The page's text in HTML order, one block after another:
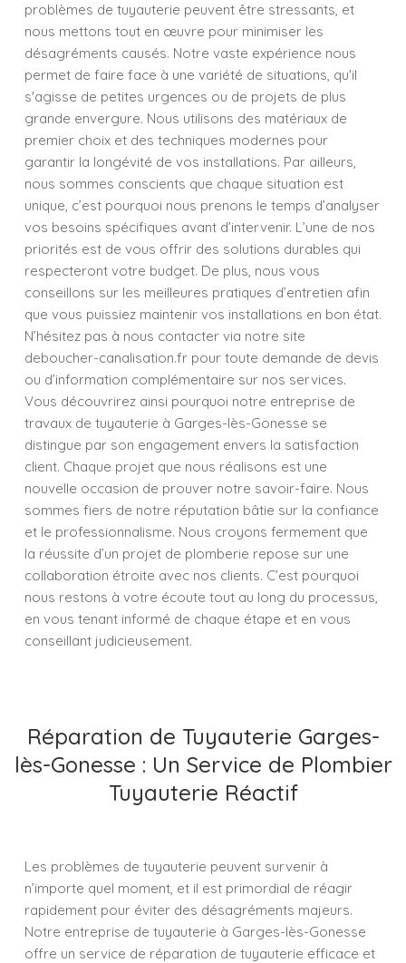
problèmes de tuyauterie peuvent être stressants, et
nous mettons tout en œuvre pour minimiser les
désagréments causés. Notre vaste expérience nous
permet de faire face à une variété de situations, qu'il
s'agisse de petites urgences ou de projets de plus
grande envergure. Nous utilisons des matériaux de
premier choix et des techniques modernes pour
garantir la longévité de vos installations. Par ailleurs,
nous sommes conscients que chaque situation est
unique, c’est pourquoi nous prenons le temps d’analyser
vos besoins spécifiques avant d’intervenir. L’une de nos
priorités est de vous offrir des solutions durables qui
respecteront votre budget. De plus, nous vous
conseillons sur les meilleures pratiques d’entretien afin
que vous puissiez maintenir vos installations en bon état.
N’hésitez pas à nous contacter via notre site
deboucher-canalisation.fr pour toute demande de devis
ou d’information complémentaire sur nos services.
Vous découvrirez ainsi pourquoi notre entreprise de
travaux de tuyauterie à Garges-lès-Gonesse se
distingue par son engagement envers la satisfaction
client. Chaque projet que nous réalisons est une
nouvelle occasion de prouver notre savoir-faire. Nous
sommes fiers de notre réputation bâtie sur la confiance
et le professionnalisme. Nous croyons fermement que
la réussite d’un projet de plomberie repose sur une
collaboration étroite avec nos clients. C’est pourquoi
nous restons à votre écoute tout au long du processus,
en vous tenant informé de chaque étape et en vous
conseillant judicieusement.
Réparation de Tuyauterie Garges-
lès-Gonesse : Un Service de Plombier
Tuyauterie Réactif
Les problèmes de tuyauterie peuvent survenir à
n’importe quel moment, et il est primordial de réagir
rapidement pour éviter des désagréments majeurs.
Notre entreprise de tuyauterie à Garges-lès-Gonesse
offre un service de réparation de tuyauterie efficace et